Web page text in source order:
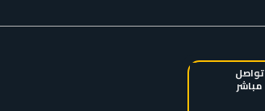
تواصل
مباشر